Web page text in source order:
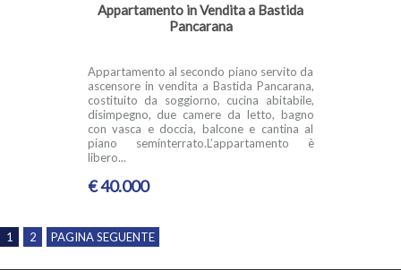
Appartamento in Vendita a Bastida
Pancarana
Appartamento al secondo piano servito da
ascensore in vendita a Bastida Pancarana,
costituito da soggiorno, cucina abitabile,
disimpegno, due camere da letto, bagno
con vasca e doccia, balcone e cantina al
piano seminterrato.L’appartamento è
libero...
€ 40.000
1 2 PAGINA SEGUENTE